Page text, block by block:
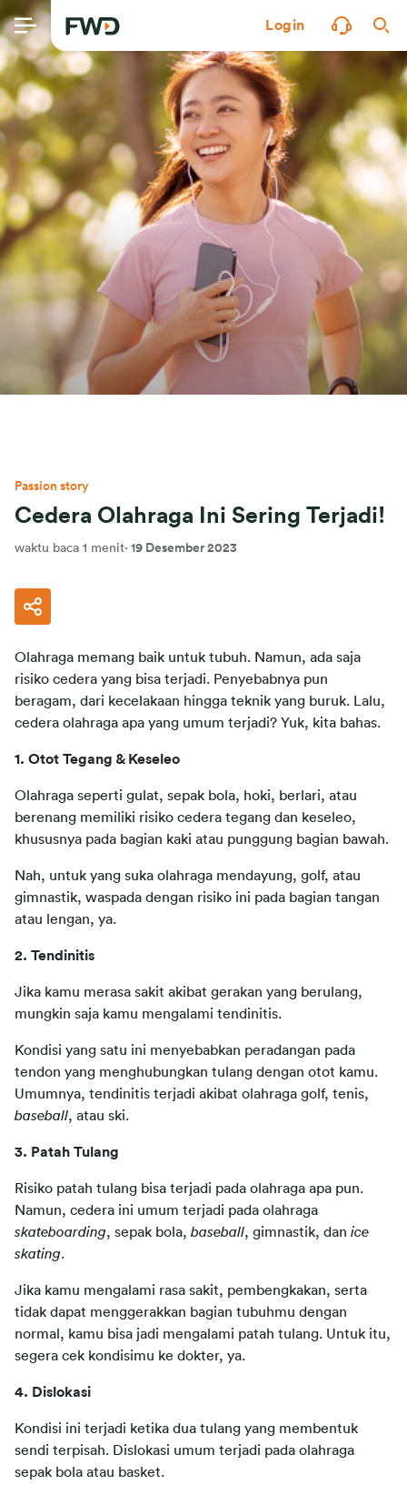
Login
Passion story
Cedera Olahraga Ini Sering Terjadi!
waktu baca 1 menit· 19 Desember 2023
Olahraga memang baik untuk tubuh. Namun, ada saja
risiko cedera yang bisa terjadi. Penyebabnya pun
beragam, dari kecelakaan hingga teknik yang buruk. Lalu,
cedera olahraga apa yang umum terjadi? Yuk, kita bahas.
1. Otot Tegang & Keseleo
Olahraga seperti gulat, sepak bola, hoki, berlari, atau
berenang memiliki risiko cedera tegang dan keseleo,
khususnya pada bagian kaki atau punggung bagian bawah.
Nah, untuk yang suka olahraga mendayung, golf, atau
gimnastik, waspada dengan risiko ini pada bagian tangan
atau lengan, ya.
2. Tendinitis
Jika kamu merasa sakit akibat gerakan yang berulang,
mungkin saja kamu mengalami tendinitis.
Kondisi yang satu ini menyebabkan peradangan pada
tendon yang menghubungkan tulang dengan otot kamu.
baseball, atau ski.
3. Patah Tulang
Risiko patah tulang bisa terjadi pada olahraga apa pun.
skateboarding, sepak bola, baseball, gimnastik, dan ice
skating.
Jika kamu mengalami rasa sakit, pembengkakan, serta
tidak dapat menggerakkan bagian tubuhmu dengan
normal, kamu bisa jadi mengalami patah tulang. Untuk itu,
segera cek kondisimu ke dokter, ya.
4. Dislokasi
Kondisi ini terjadi ketika dua tulang yang membentuk
sendi terpisah. Dislokasi umum terjadi pada olahraga
sepak bola atau basket.